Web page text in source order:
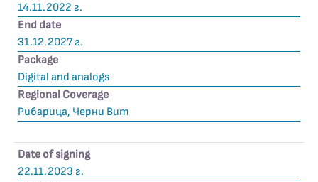
14.11.2022 г.
End date
31.12.2027 г.
Package
Digital and analogs
Regional Coverage
Рибарица, Черни Вит
Date of signing
22.11.2023 г.